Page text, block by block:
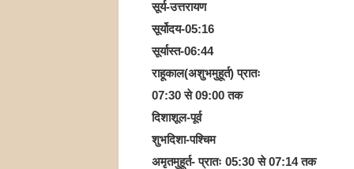
सूर्य-उत्तरायण
सूर्योदय-05:16
सूर्यास्त-06:44
राहूकाल(अशुभमुहूर्त) प्रातः
07:30 से 09:00 तक
दिशाशूल-पूर्व
शुभदिशा-पश्चिम
अमृतमुहूर्त- प्रातः 05:30 से 07:14 तक